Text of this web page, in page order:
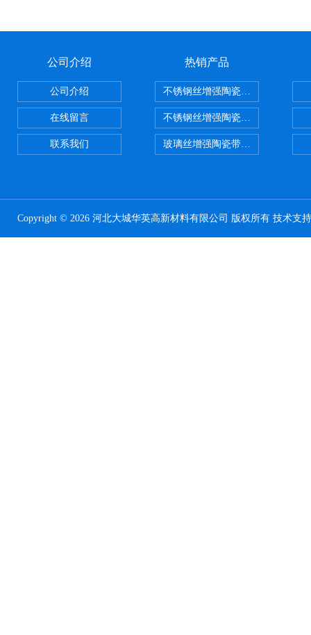
公司介绍
公司介绍
在线留言
联系我们
热销产品
不锈钢丝增强陶瓷纤维布，陶瓷布
不锈钢丝增强陶瓷纤维布应用范围
玻璃丝增强陶瓷带，硅酸铝纤维
Copyright © 2026 河北大城华英高新材料有限公司 版权所有 技术支